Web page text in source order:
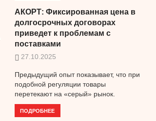
АКОРТ: Фиксированная цена в
долгосрочных договорах
приведет к проблемам с
поставками
27.10.2025
Предыдущий опыт показывает, что при
подобной регуляции товары
перетекают на «серый» рынок.
ПОДРОБНЕЕ